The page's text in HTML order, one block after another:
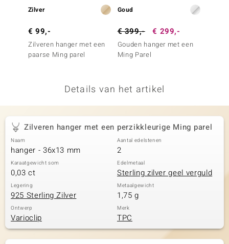
Collection
Zilver
€ 99,-
Zilveren hanger met een
paarse Ming parel
Goud
€ 399,- € 299,-
Gouden hanger met een
Ming Parel
Details van het artikel
Zilveren hanger met een perzikkleurige Ming parel
Naam
hanger - 36x13 mm
Aantal edelstenen
2
Karaatgewicht som
0,03 ct
Edelmetaal
Sterling zilver geel verguld
Legering
925 Sterling Zilver
Metaalgewicht
1,75 g
Ontwerp
Varioclip
Merk
TPC